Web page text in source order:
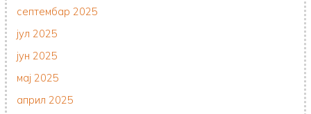
септембар 2025
јул 2025
јун 2025
мај 2025
април 2025